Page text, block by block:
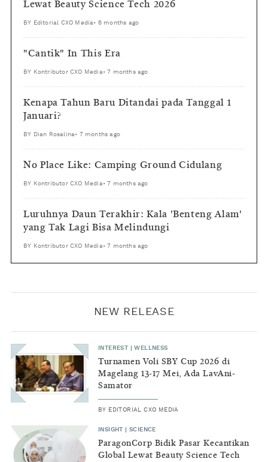
Lewat Beauty Science Tech 2026
BY Editorial CXO Media• 6 months ago
"Cantik" In This Era
BY Kontributor CXO Media•7 months ago
Kenapa Tahun Baru Ditandai pada Tanggal 1
Januari?
BY Dian Rosalina• 7 months ago
No Place Like: Camping Ground Cidulang
BY Kontributor CXO Media•7 months ago
Luruhnya Daun Terakhir: Kala 'Benteng Alam'
yang Tak Lagi Bisa Melindungi
BY Kontributor CXO Media•7 months ago
NEW RELEASE
INTEREST |WELLNESS
Turnamen Voli SBY Cup 2026 di
Magelang 13-17 Mei, Ada LavAni-
Samator
BY EDITORIAL CXO MEDIA
INSIGHT |SCIENCE
ParagonCorp Bidik Pasar Kecantikan
Global Lewat Beauty Science Tech